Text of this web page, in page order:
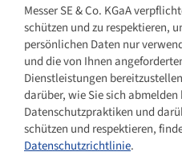
Messer SE & Co. KGaA
schützen und zu respektieren,
persönlichen Daten nur
und die von Ihnen
Dienstleistungen
darüber, wie Sie sich
Datenschutzpraktiken und
schützen und respektieren,
Datenschutzrichtlinie.